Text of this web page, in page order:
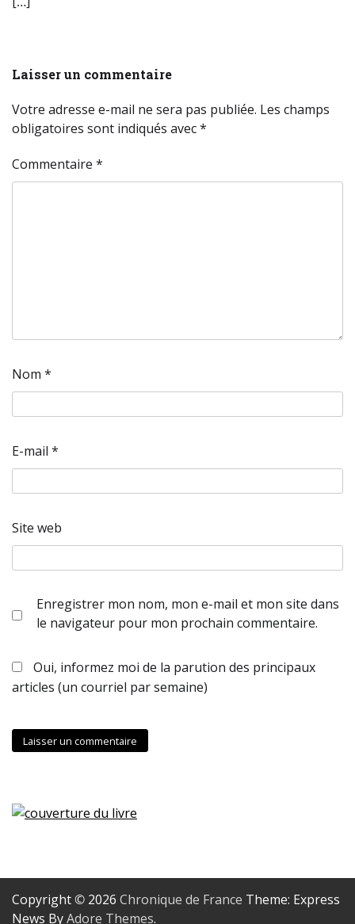
Laisser un commentaire
Votre adresse e-mail ne sera pas publiée. Les champs
obligatoires sont indiqués avec*
Commentaire *
Nom *
E-mail *
Site web
Enregistrer mon nom, mon e-mail et mon site dans
le navigateur pour mon prochain commentaire.
Oui, informez moi de la parution des principaux
articles (un courriel par semaine)
Copyright © 2026 Chronique de France Theme: Express
News ByAdore Themes.